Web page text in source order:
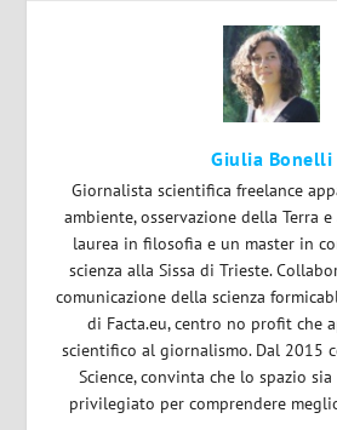
Giulia Bonelli
Giornalista scientifica freelance
ambiente, osservazione della Terra
laurea in filosofia e un master in
scienza alla Sissa di Trieste.
comunicazione della scienza
di Facta.eu, centro no profit che
scientifico al giornalismo. Dal 2015
Science, convinta che lo spazio
privilegiato per comprendere